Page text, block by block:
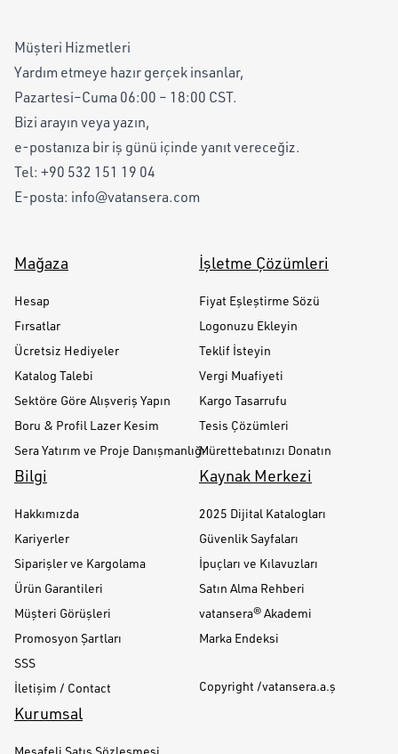
Müşteri Hizmetleri
Yardım etmeye hazır gerçek insanlar,
Pazartesi–Cuma 06:00 – 18:00 CST.
Bizi arayın veya yazın,
e-postanıza bir iş günü içinde yanıt vereceğiz.
Tel: +90 532 151 19 04
E-posta: info@vatansera.com
Mağaza
Hesap
Fırsatlar
Ücretsiz Hediyeler
Katalog Talebi
Sektöre Göre Alışveriş Yapın
Boru & Profil Lazer Kesim
Sera Yatırım ve Proje Danışmanlığı
İşletme Çözümleri
Fiyat Eşleştirme Sözü
Logonuzu Ekleyin
Teklif İsteyin
Vergi Muafiyeti
Kargo Tasarrufu
Tesis Çözümleri
Mürettebatınızı Donatın
Bilgi
Hakkımızda
Kariyerler
Siparişler ve Kargolama
Ürün Garantileri
Müşteri Görüşleri
Promosyon Şartları
SSS
İletişim / Contact
Kaynak Merkezi
2025 Dijital Katalogları
Güvenlik Sayfaları
İpuçları ve Kılavuzları
Satın Alma Rehberi
vatansera® Akademi
Marka Endeksi
Copyright /vatansera.a.ş
Kurumsal
Mesafeli Satış Sözleşmesi